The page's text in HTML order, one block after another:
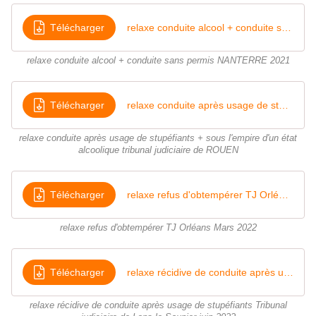
Télécharger
relaxe conduite alcool + conduite sans permis NANTERRE 2021
Télécharger
relaxe conduite après usage de stupéfiants + sous l'empire d'un état
alcoolique tribunal judiciaire de ROUEN
Télécharger
relaxe refus d'obtempérer TJ Orléans Mars 2022
Télécharger
relaxe récidive de conduite après usage de stupéfiants Tribunal